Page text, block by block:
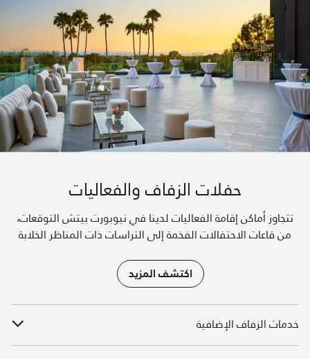
حفلات الزفاف والفعاليات
تتجاوز أماكن إقامة الفعاليات لدينا في نيوبورت بيتش التوقعات،
من قاعات الاحتفالات الفخمة إلى التراسات ذات المناظر الخلابة
اكتشف المزيد
خدمات الزفاف الإضافية